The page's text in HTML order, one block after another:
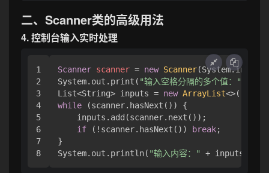
二、Scanner类的高级用法
4. 控制台输入实时处理
1
2
3
4
5
6
7
Scanner scanner = new Scanner(System.in);
System.out.print( "输入空格分隔的多个值："
List<String> inputs = new ArrayList
while (scanner.hasNext()) {
    inputs.add(scanner.next());
if (!scanner.hasNext()) break;
}
System.out.println( "输入内容："